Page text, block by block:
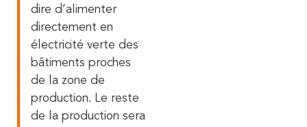
dire d’alimenter
directement en
électricité verte des
bâtiments proches
de la zone de
production. Le reste
de la production sera